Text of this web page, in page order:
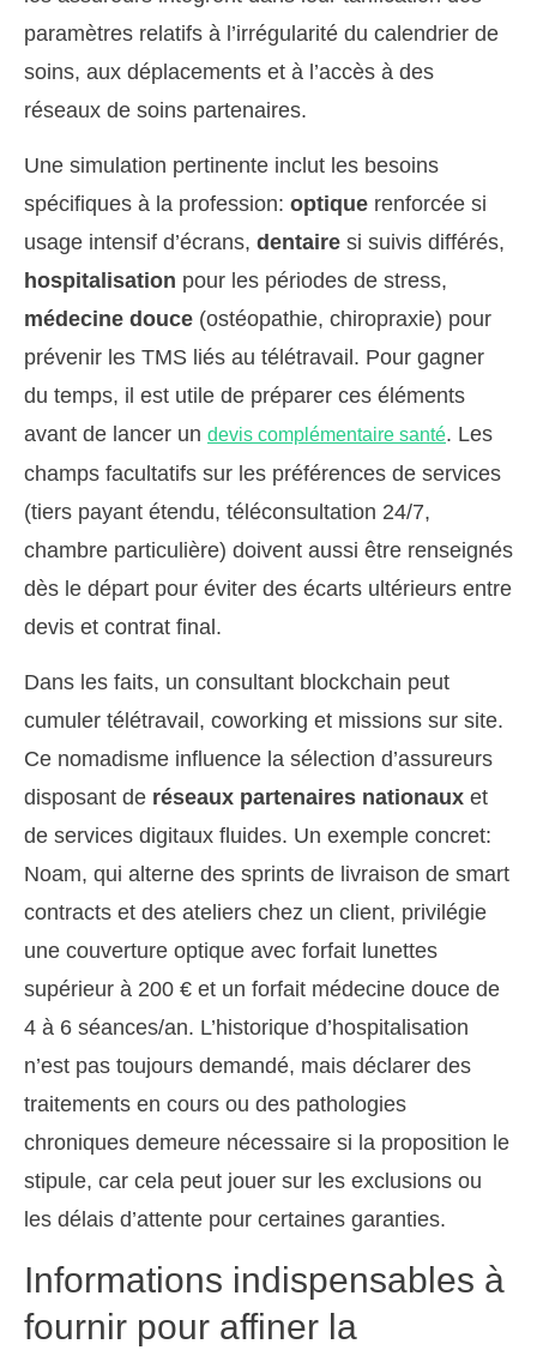
paramètres relatifs à l’irrégularité du calendrier de
soins, aux déplacements et à l’accès à des
réseaux de soins partenaires.
Une simulation pertinente inclut les besoins
spécifiques à la profession: optique renforcée si
usage intensif d’écrans, dentaire si suivis différés,
hospitalisation pour les périodes de stress,
médecine douce (ostéopathie, chiropraxie) pour
prévenir les TMS liés au télétravail. Pour gagner
du temps, il est utile de préparer ces éléments
avant de lancer un devis complémentaire santé. Les
champs facultatifs sur les préférences de services
(tiers payant étendu, téléconsultation 24/7,
chambre particulière) doivent aussi être renseignés
dès le départ pour éviter des écarts ultérieurs entre
devis et contrat final.
Dans les faits, un consultant blockchain peut
cumuler télétravail, coworking et missions sur site.
Ce nomadisme influence la sélection d’assureurs
disposant de réseaux partenaires nationaux et
de services digitaux fluides. Un exemple concret:
Noam, qui alterne des sprints de livraison de smart
contracts et des ateliers chez un client, privilégie
une couverture optique avec forfait lunettes
supérieur à 200 € et un forfait médecine douce de
4 à 6 séances/an. L’historique d’hospitalisation
n’est pas toujours demandé, mais déclarer des
traitements en cours ou des pathologies
chroniques demeure nécessaire si la proposition le
stipule, car cela peut jouer sur les exclusions ou
les délais d’attente pour certaines garanties.
Informations indispensables à
fournir pour affiner la